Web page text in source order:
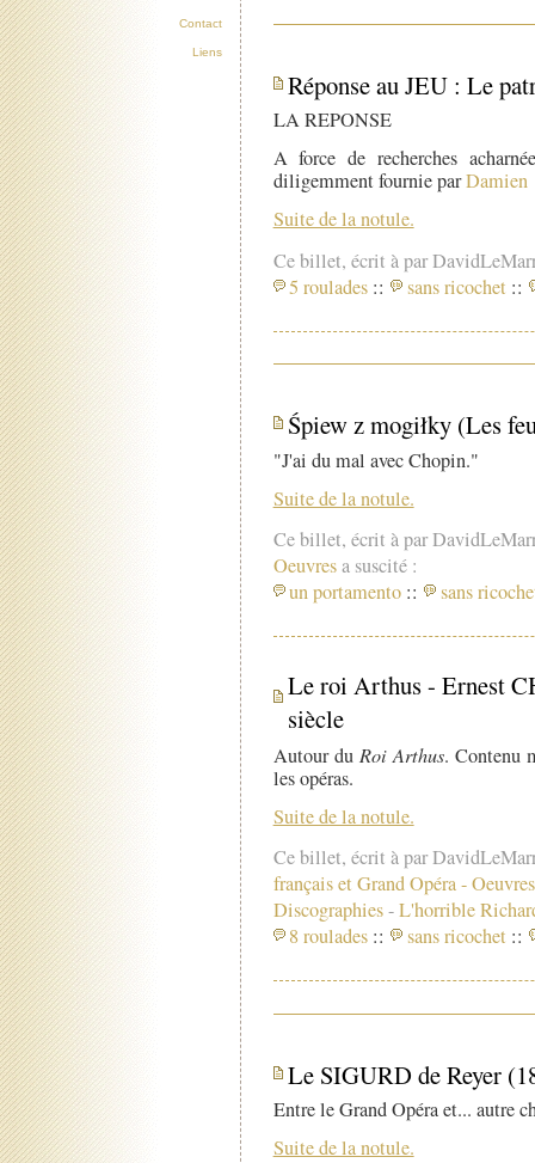
Réponse au JEU : Le
LA REPONSE
A force de recherches
diligemment fournie parDamien
Suite de la notule.
Ce billet, écrit à par
5 roulades :: sans ricochet ::
Śpiew z mogiłky (Les
"J'ai du mal avec Chopin."
Suite de la notule.
Ce billet, écrit à par
Oeuvresa suscité :
un portamento :: sans
Le roi Arthus - Ernest
siècle
Autour du Roi Arthus. Contenu
les opéras.
Suite de la notule.
Ce billet, écrit à par
français et Grand Opéra-Oeuvres
Discographies-L'horrible
8 roulades :: sans ricochet ::
Le SIGURD de Reyer
Entre le Grand Opéra et... autre
Suite de la notule.
Contact
Liens